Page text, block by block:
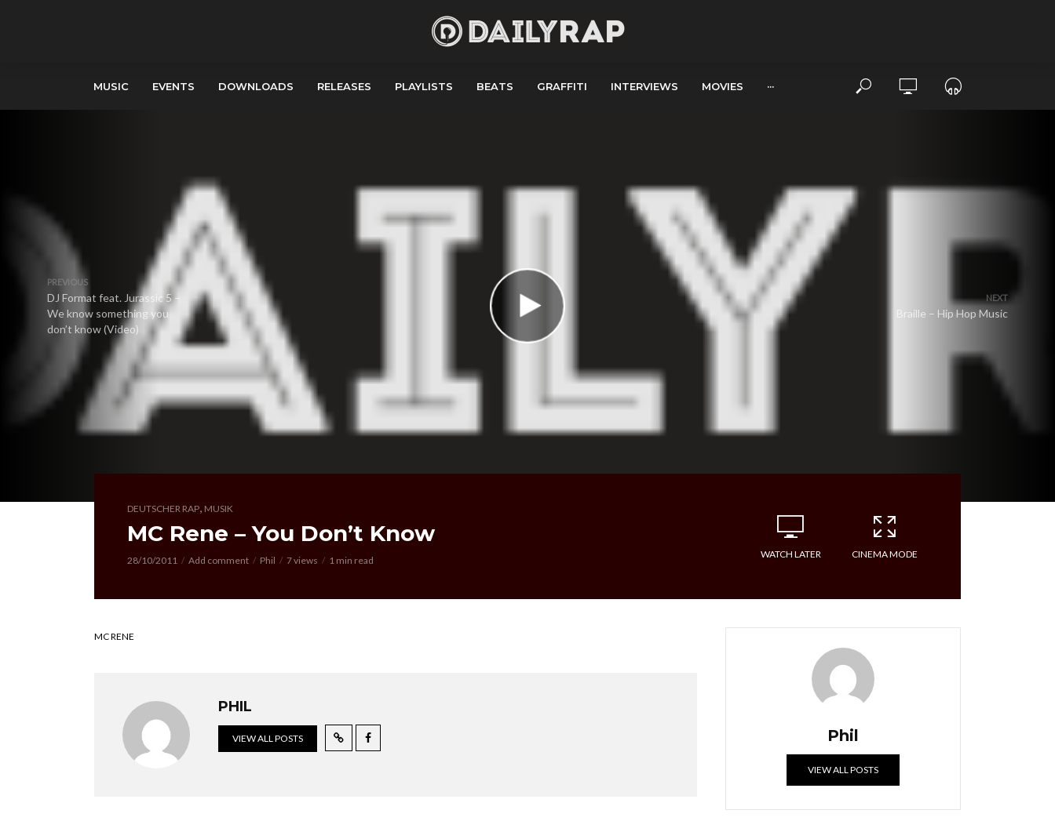
MUSIC EVENTS DOWNLOADS RELEASES PLAYLISTS BEATS GRAFFITI INTERVIEWS MOVIES ···
PREVIOUS
DJ Format feat. Jurassic 5 –
We know something you
don’t know (Video)
NEXT
Braille – Hip Hop Music
DEUTSCHER RAP, MUSIK
MC Rene – You Don’t Know
28/10/2011 Add comment Phil 7 views 1 min read
WATCH LATER CINEMA MODE
MC RENE
PHIL
VIEW ALL POSTS Phil
VIEW ALL POSTS